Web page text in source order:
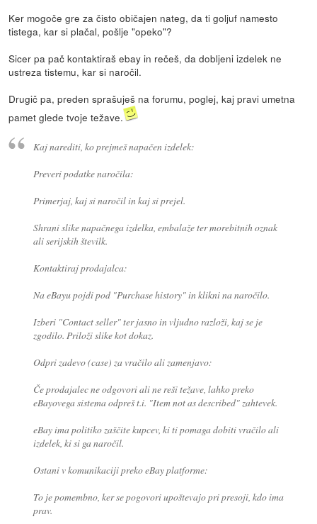
Ker mogoče gre za čisto običajen nateg, da ti goljuf namesto
tistega, kar si plačal, pošlje "opeko"?
Sicer pa pač kontaktiraš ebay in rečeš, da dobljeni izdelek ne
ustreza tistemu, kar si naročil.
Drugič pa, preden sprašuješ na forumu, poglej, kaj pravi umetna
pamet glede tvoje težave.
Kaj narediti, ko prejmeš napačen izdelek:
Preveri podatke naročila:
Primerjaj, kaj si naročil in kaj si prejel.
Shrani slike napačnega izdelka, embalaže ter morebitnih oznak
ali serijskih številk.
Kontaktiraj prodajalca:
Na eBayu pojdi pod "Purchase history" in klikni na naročilo.
Izberi "Contact seller" ter jasno in vljudno razloži, kaj se je
zgodilo. Priloži slike kot dokaz.
Odpri zadevo (case) za vračilo ali zamenjavo:
Če prodajalec ne odgovori ali ne reši težave, lahko preko
eBayovega sistema odpreš t.i. "Item not as described" zahtevek.
eBay ima politiko zaščite kupcev, ki ti pomaga dobiti vračilo ali
izdelek, ki si ga naročil.
Ostani v komunikaciji preko eBay platforme:
To je pomembno, ker se pogovori upoštevajo pri presoji, kdo ima
prav.